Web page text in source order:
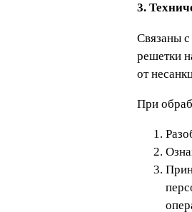
3.
Связаны
решетки
от
При